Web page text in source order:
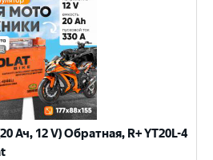
Ач, 12 V) Обратная, R+ YT20L-4